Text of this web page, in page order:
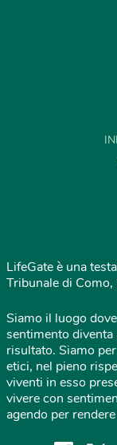
LifeGate è una
Tribunale di
Siamo il luogo
sentimento
risultato. Siamo
etici, nel pieno
viventi in esso
vivere con
agendo per